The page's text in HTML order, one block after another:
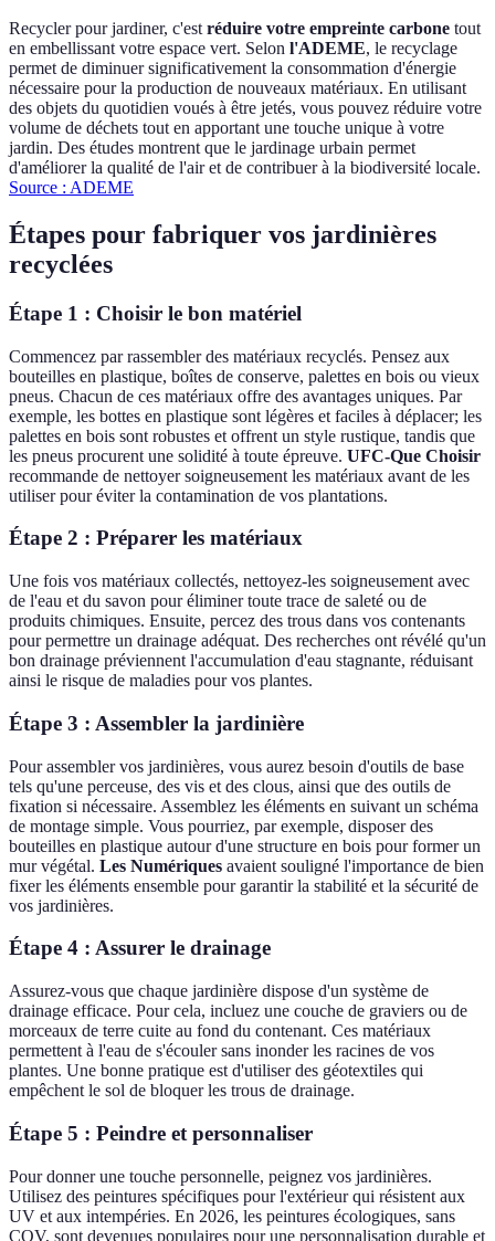
Recycler pour jardiner, c'est réduire votre empreinte carbone tout
en embellissant votre espace vert. Selon l'ADEME, le recyclage
permet de diminuer significativement la consommation d'énergie
nécessaire pour la production de nouveaux matériaux. En utilisant
des objets du quotidien voués à être jetés, vous pouvez réduire votre
volume de déchets tout en apportant une touche unique à votre
jardin. Des études montrent que le jardinage urbain permet
d'améliorer la qualité de l'air et de contribuer à la biodiversité locale.
Source : ADEME
Étapes pour fabriquer vos jardinières
recyclées
Étape 1 : Choisir le bon matériel
Commencez par rassembler des matériaux recyclés. Pensez aux
bouteilles en plastique, boîtes de conserve, palettes en bois ou vieux
pneus. Chacun de ces matériaux offre des avantages uniques. Par
exemple, les bottes en plastique sont légères et faciles à déplacer; les
palettes en bois sont robustes et offrent un style rustique, tandis que
les pneus procurent une solidité à toute épreuve. UFC-Que Choisir
recommande de nettoyer soigneusement les matériaux avant de les
utiliser pour éviter la contamination de vos plantations.
Étape 2 : Préparer les matériaux
Une fois vos matériaux collectés, nettoyez-les soigneusement avec
de l'eau et du savon pour éliminer toute trace de saleté ou de
produits chimiques. Ensuite, percez des trous dans vos contenants
pour permettre un drainage adéquat. Des recherches ont révélé qu'un
bon drainage préviennent l'accumulation d'eau stagnante, réduisant
ainsi le risque de maladies pour vos plantes.
Étape 3 : Assembler la jardinière
Pour assembler vos jardinières, vous aurez besoin d'outils de base
tels qu'une perceuse, des vis et des clous, ainsi que des outils de
fixation si nécessaire. Assemblez les éléments en suivant un schéma
de montage simple. Vous pourriez, par exemple, disposer des
bouteilles en plastique autour d'une structure en bois pour former un
mur végétal. Les Numériques avaient souligné l'importance de bien
fixer les éléments ensemble pour garantir la stabilité et la sécurité de
vos jardinières.
Étape 4 : Assurer le drainage
Assurez-vous que chaque jardinière dispose d'un système de
drainage efficace. Pour cela, incluez une couche de graviers ou de
morceaux de terre cuite au fond du contenant. Ces matériaux
permettent à l'eau de s'écouler sans inonder les racines de vos
plantes. Une bonne pratique est d'utiliser des géotextiles qui
empêchent le sol de bloquer les trous de drainage.
Étape 5 : Peindre et personnaliser
Pour donner une touche personnelle, peignez vos jardinières.
Utilisez des peintures spécifiques pour l'extérieur qui résistent aux
UV et aux intempéries. En 2026, les peintures écologiques, sans
COV, sont devenues populaires pour une personnalisation durable et